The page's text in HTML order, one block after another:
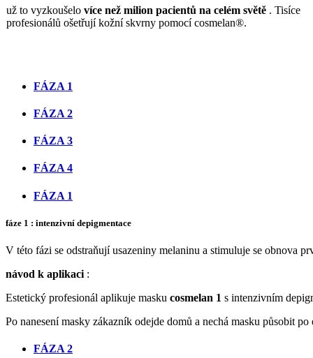
už to vyzkoušelo více než milion pacientů na celém světě . Tisíce
profesionálů ošetřují kožní skvrny pomocí cosmelan®.
FÁZA 1
FÁZA 2
FÁZA 3
FÁZA 4
FÁZA 1
fáze 1 : intenzivní depigmentace
V této fázi se odstraňují usazeniny melaninu a stimuluje se obnova
návod k aplikaci :
Estetický profesionál aplikuje masku cosmelan 1 s intenzivním
Po nanesení masky zákazník odejde domů a nechá masku působit
FÁZA 2